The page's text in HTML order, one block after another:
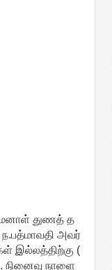
துணத் த
அவர்
இல்லத்திற்கு (
நினைவு நாளை